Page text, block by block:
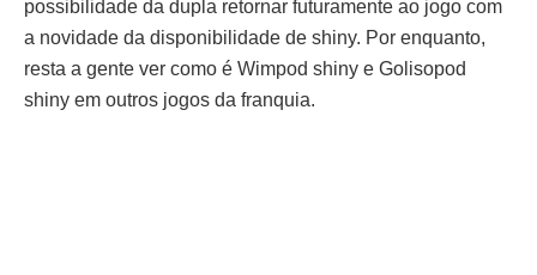
possibilidade da dupla retornar futuramente ao jogo com
a novidade da disponibilidade de shiny. Por enquanto,
resta a gente ver como é Wimpod shiny e Golisopod
shiny em outros jogos da franquia.